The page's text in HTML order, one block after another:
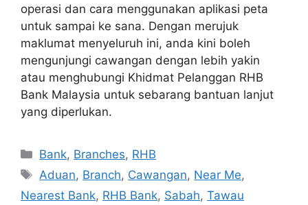
operasi dan cara menggunakan aplikasi peta
untuk sampai ke sana. Dengan merujuk
maklumat menyeluruh ini, anda kini boleh
mengunjungi cawangan dengan lebih yakin
atau menghubungi Khidmat Pelanggan RHB
Bank Malaysia untuk sebarang bantuan lanjut
yang diperlukan.
Categories
Bank, Branches, RHB
Tags
Aduan, Branch, Cawangan, Near Me,
Nearest Bank, RHB Bank, Sabah, Tawau